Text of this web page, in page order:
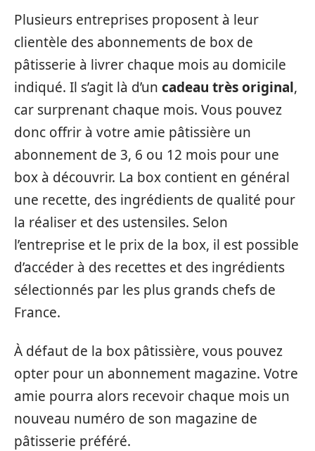
Plusieurs entreprises proposent à leur
clientèle des abonnements de box de
pâtisserie à livrer chaque mois au domicile
indiqué. Il s’agit là d’un cadeau très original,
car surprenant chaque mois. Vous pouvez
donc offrir à votre amie pâtissière un
abonnement de 3, 6 ou 12 mois pour une
box à découvrir. La box contient en général
une recette, des ingrédients de qualité pour
la réaliser et des ustensiles. Selon
l’entreprise et le prix de la box, il est possible
d’accéder à des recettes et des ingrédients
sélectionnés par les plus grands chefs de
France.
À défaut de la box pâtissière, vous pouvez
opter pour un abonnement magazine. Votre
amie pourra alors recevoir chaque mois un
nouveau numéro de son magazine de
pâtisserie préféré.